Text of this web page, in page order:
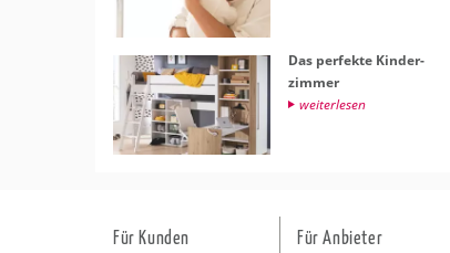
Das per­fek­te Kin­der­
zim­mer
wei­ter­le­sen
Für Kunden Für Anbieter